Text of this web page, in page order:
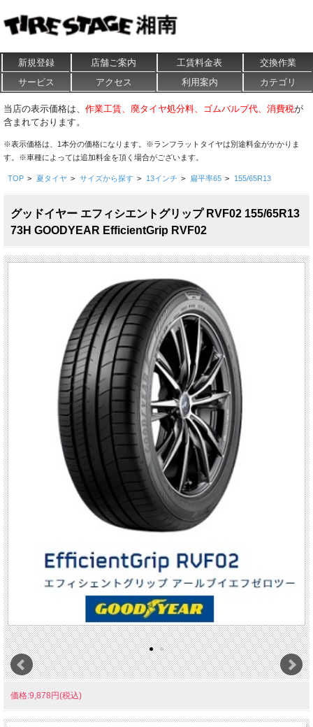
新規登録 店舗ご案内 工賃料金表
交換作業
サービス
アクセス 利用案内 カテゴリ
当店の表示価格は、 作業工賃、廃タイヤ処分料、ゴムバルブ代、消費税が
含まれております。
※表示価格は、1本分の価格になります。※ランフラットタイヤは別途料金がかかりま
す。※車種によっては追加料金を頂く場合がございます。
TOP > 夏タイヤ > サイズから探す > 13インチ > 扁平率65 > 155/65R13
グッドイヤー エフィシエントグリップ RVF02 155/65R13
73H GOODYEAR EfficientGrip RVF02
価格:9,878円(税込)